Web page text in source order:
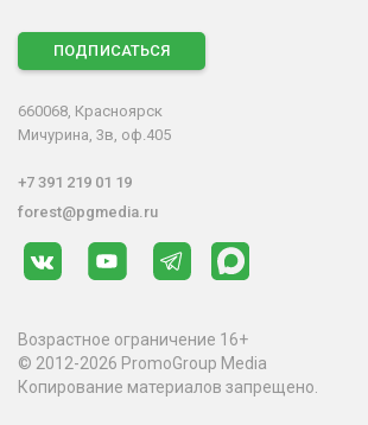
ПОДПИСАТЬСЯ
660068, Красноярск
Мичурина, 3в, оф.405
+7 391 219 01 19
forest@pgmedia.ru
Возрастное ограничение 16+
© 2012-2026 PromoGroup Media
Копирование материалов запрещено.